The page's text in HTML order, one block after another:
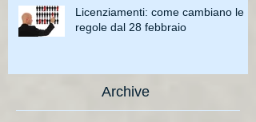
Licenziamenti: come cambiano le
regole dal 28 febbraio
Archive